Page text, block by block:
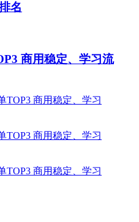
名
商用稳定、学习流